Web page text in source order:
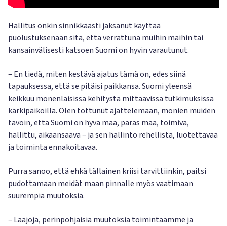
Hallitus onkin sinnikkäästi jaksanut käyttää
puolustuksenaan sitä, että verrattuna muihin maihin tai
kansainvälisesti katsoen Suomi on hyvin varautunut.
– En tiedä, miten kestävä ajatus tämä on, edes siinä
tapauksessa, että se pitäisi paikkansa. Suomi yleensä
keikkuu monenlaisissa kehitystä mittaavissa tutkimuksissa
kärkipaikoilla. Olen tottunut ajattelemaan, monien muiden
tavoin, että Suomi on hyvä maa, paras maa, toimiva,
hallittu, aikaansaava – ja sen hallinto rehellistä, luotettavaa
ja toiminta ennakoitavaa.
Purra sanoo, että ehkä tällainen kriisi tarvittiinkin, paitsi
pudottamaan meidät maan pinnalle myös vaatimaan
suurempia muutoksia.
– Laajoja, perinpohjaisia muutoksia toimintaamme ja